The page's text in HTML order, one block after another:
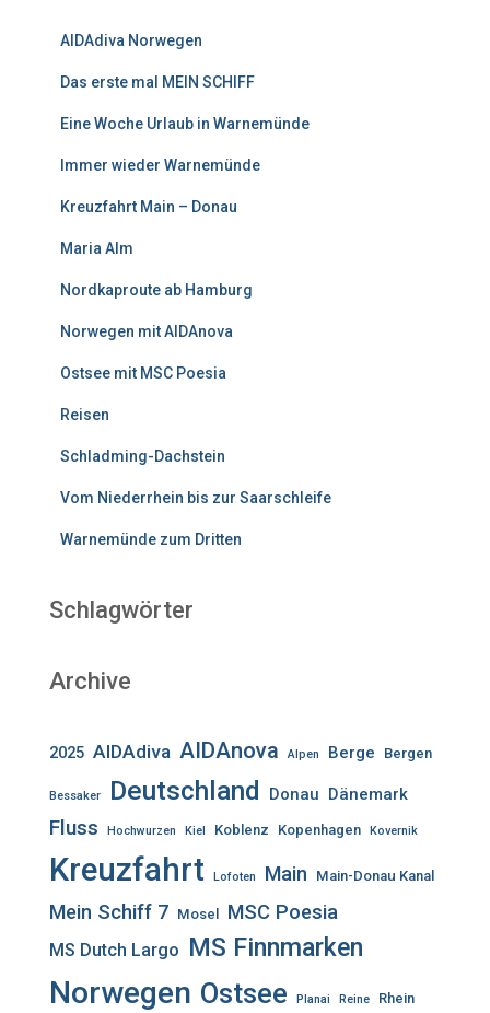
AIDAdiva Norwegen
Das erste mal MEIN SCHIFF
Eine Woche Urlaub in Warnemünde
Immer wieder Warnemünde
Kreuzfahrt Main – Donau
Maria Alm
Nordkaproute ab Hamburg
Norwegen mit AIDAnova
Ostsee mit MSC Poesia
Reisen
Schladming-Dachstein
Vom Niederrhein bis zur Saarschleife
Warnemünde zum Dritten
Schlagwörter
Archive
2025 AIDAdiva AIDAnova Alpen Berge Bergen
Bessaker Deutschland Donau Dänemark
Fluss Hochwurzen Kiel Koblenz Kopenhagen Kovernik
Kreuzfahrt Lofoten Main Main-Donau Kanal
Mein Schiff 7 Mosel MSC Poesia
MS Dutch Largo MS Finnmarken
Norwegen Ostsee Planai Reine Rhein